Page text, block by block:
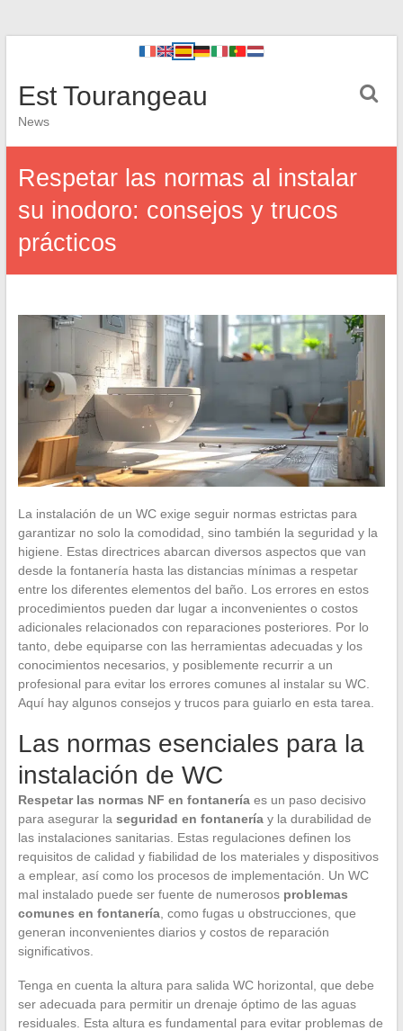
Est Tourangeau
News
Respetar las normas al instalar
su inodoro: consejos y trucos
prácticos
La instalación de un WC exige seguir normas estrictas para
garantizar no solo la comodidad, sino también la seguridad y la
higiene. Estas directrices abarcan diversos aspectos que van
desde la fontanería hasta las distancias mínimas a respetar
entre los diferentes elementos del baño. Los errores en estos
procedimientos pueden dar lugar a inconvenientes o costos
adicionales relacionados con reparaciones posteriores. Por lo
tanto, debe equiparse con las herramientas adecuadas y los
conocimientos necesarios, y posiblemente recurrir a un
profesional para evitar los errores comunes al instalar su WC.
Aquí hay algunos consejos y trucos para guiarlo en esta tarea.
Las normas esenciales para la
instalación de WC
Respetar las normas NF en fontaneríaes un paso decisivo
para asegurar la seguridad en fontaneríay la durabilidad de
las instalaciones sanitarias. Estas regulaciones definen los
requisitos de calidad y fiabilidad de los materiales y dispositivos
a emplear, así como los procesos de implementación. Un WC
mal instalado puede ser fuente de numerosos problemas
comunes en fontanería, como fugas u obstrucciones, que
generan inconvenientes diarios y costos de reparación
significativos.
Tenga en cuenta la altura para salida WC horizontal, que debe
ser adecuada para permitir un drenaje óptimo de las aguas
residuales. Esta altura es fundamental para evitar problemas de